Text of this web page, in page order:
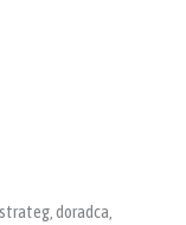
doradca,